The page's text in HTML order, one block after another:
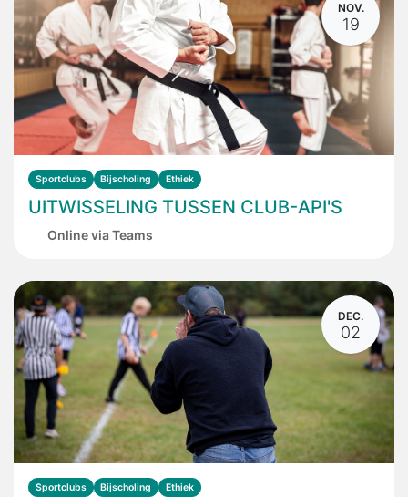
NOV.
19
Sportclubs Bijscholing Ethiek
UITWISSELING TUSSEN CLUB-API'S
Online via Teams
DEC.
02
Sportclubs Bijscholing Ethiek